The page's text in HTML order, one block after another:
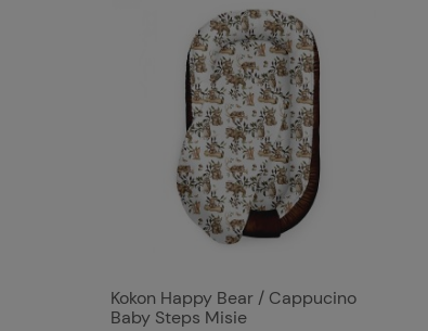
Kokon Happy Bear / Cappucino
Baby Steps Misie